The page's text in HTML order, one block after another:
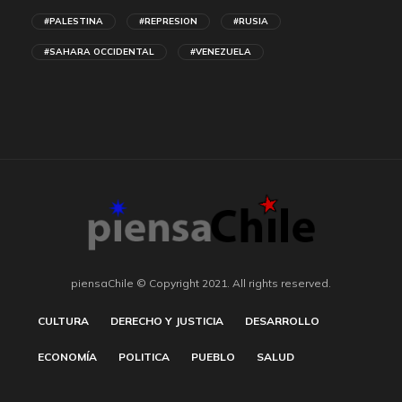
#PALESTINA #REPRESION #RUSIA
#SAHARA OCCIDENTAL #VENEZUELA
piensaChile © Copyright 2021. All rights reserved.
CULTURA DERECHO Y JUSTICIA DESARROLLO
ECONOMÍA POLITICA PUEBLO SALUD